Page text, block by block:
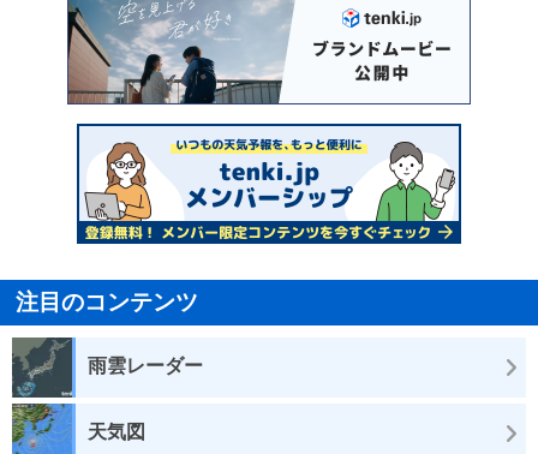
注目のコンテンツ
雨雲レーダー
天気図